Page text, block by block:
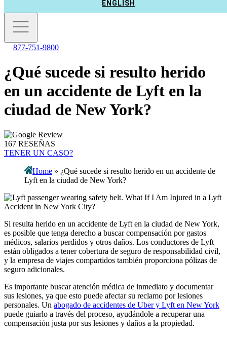
ENGLISH
877-751-9800
¿Qué sucede si resulto herido
en un accidente de Lyft en la
ciudad de New York?
167 RESEÑAS
TENER UN CASO?
Home » ¿Qué sucede si resulto herido en un accidente de
Lyft en la ciudad de New York?
Si resulta herido en un accidente de Lyft en la ciudad de New York,
es posible que tenga derecho a buscar compensación por gastos
médicos, salarios perdidos y otros daños. Los conductores de Lyft
están obligados a tener cobertura de seguro de responsabilidad civil,
y la empresa de viajes compartidos también proporciona pólizas de
seguro adicionales.
Es importante buscar atención médica de inmediato y documentar
sus lesiones, ya que esto puede afectar su reclamo por lesiones
personales. Un abogado de accidentes de Uber y Lyft en New York
puede guiarlo a través del proceso, ayudándole a recuperar una
compensación justa por sus lesiones y daños a la propiedad.